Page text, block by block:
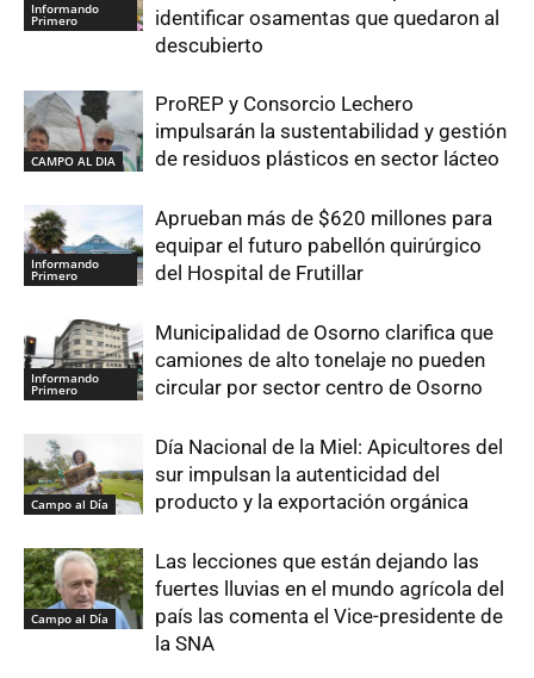
Informando
Primero
identificar osamentas que quedaron al
descubierto
CAMPO AL DIA
ProREP y Consorcio Lechero
impulsarán la sustentabilidad y gestión
de residuos plásticos en sector lácteo
Informando
Primero
Aprueban más de $620 millones para
equipar el futuro pabellón quirúrgico
del Hospital de Frutillar
Informando
Primero
Municipalidad de Osorno clarifica que
camiones de alto tonelaje no pueden
circular por sector centro de Osorno
Campo al Día
Día Nacional de la Miel: Apicultores del
sur impulsan la autenticidad del
producto y la exportación orgánica
Campo al Día
Las lecciones que están dejando las
fuertes lluvias en el mundo agrícola del
país las comenta el Vice-presidente de
la SNA